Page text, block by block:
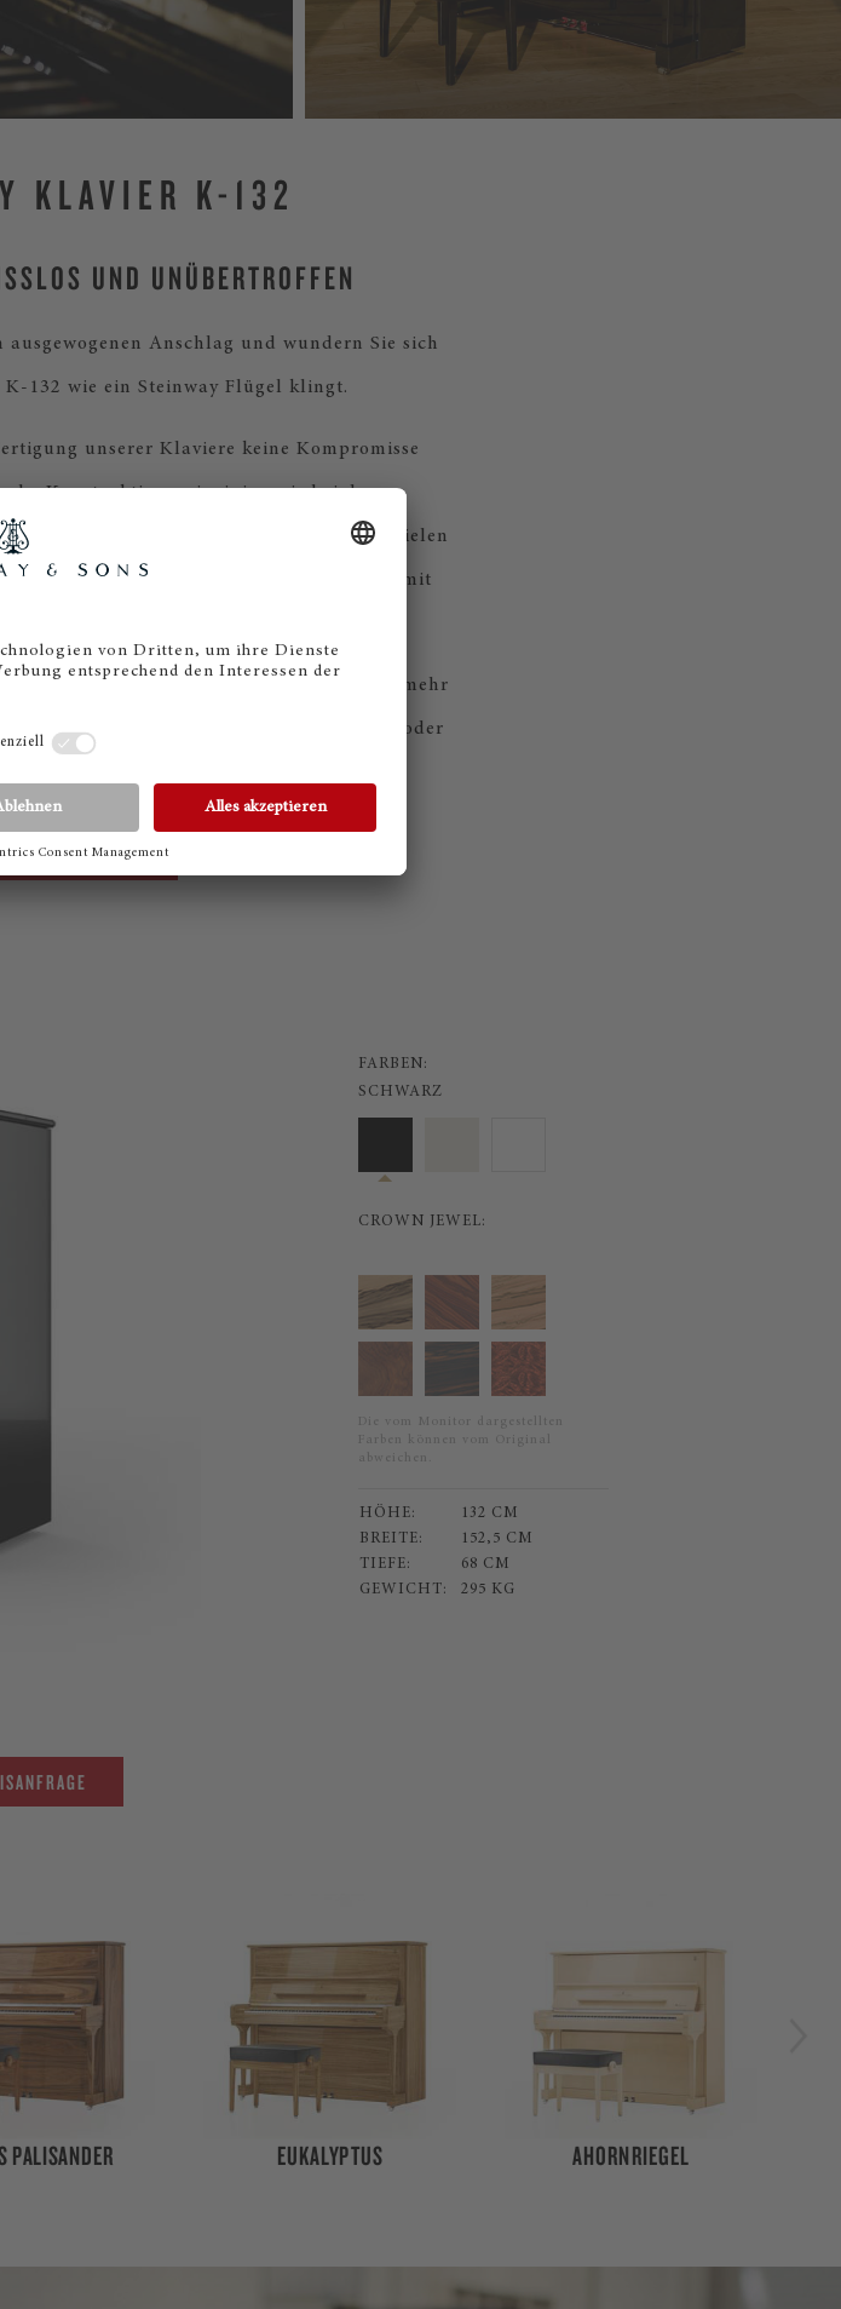
KLAVIER K-132
UND UNÜBERTROFFEN
Anschlag und wundern Sie sich
132 wie ein Steinway Flügel klingt.
unserer Klaviere keine Kompromisse
Konstruktionsprinzipien wie bei der
Erfahrung sorgen dafür, dass Sie beim Spielen
Denn wir möchten nur eins: Ihnen mit
und pure Spielfreude bescheren.
Neuentwicklung. Möchten Sie mehr
einen unverbindlichen Beratungstermin oder
VEREINBAREN
FARBEN:
SCHWARZ
CROWN JEWEL:
Die vom Monitor dargestellten
Farben können vom Original
abweichen.
HÖHE:
132 CM
BREITE:
152,5 CM
TIEFE:
68 CM
GEWICHT:
295 KG
AHORNRIEGEL MAKASSAR